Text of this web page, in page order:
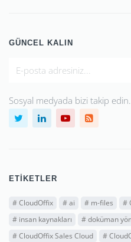
GÜNCEL KALIN
Sosyal medyada bizi takip edin.
ETIKETLER
#CloudOffix #ai # m-files #
# insan kaynakları #doküman
#CloudOffix Sales Cloud #